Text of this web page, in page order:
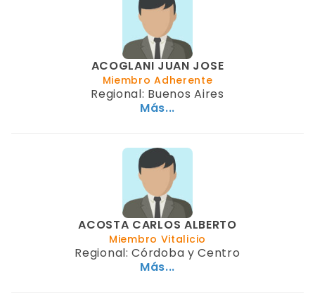
ACOGLANI JUAN JOSE
Miembro Adherente
Regional: Buenos Aires
Más...
ACOSTA CARLOS ALBERTO
Miembro Vitalicio
Regional: Córdoba y Centro
Más...